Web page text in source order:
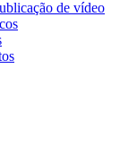
de vídeo